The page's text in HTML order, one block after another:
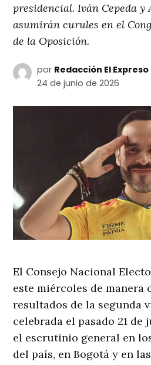
presidencial. Iván Cepeda y
asumirán curules en el
de la Oposición.
por Redacción El Expreso
24 de junio de 2026
El Consejo Nacional
este miércoles de manera
resultados de la segunda
celebrada el pasado 21 de
el escrutinio general en
del país, en Bogotá y en